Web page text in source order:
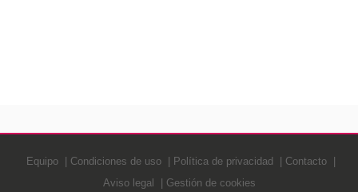
Equipo Condiciones de uso Política de privacidad
Contacto
Aviso legal
Gestión de cookies